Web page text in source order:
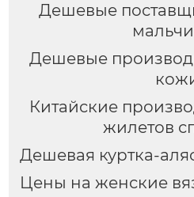
Дешевые
Дешевые
Китайские
жилетов
Дешевая куртка-
Цены на женские